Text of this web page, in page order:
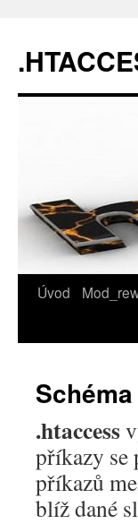
Úvod
.htaccess
příkazy se
příkazů
blíž dané